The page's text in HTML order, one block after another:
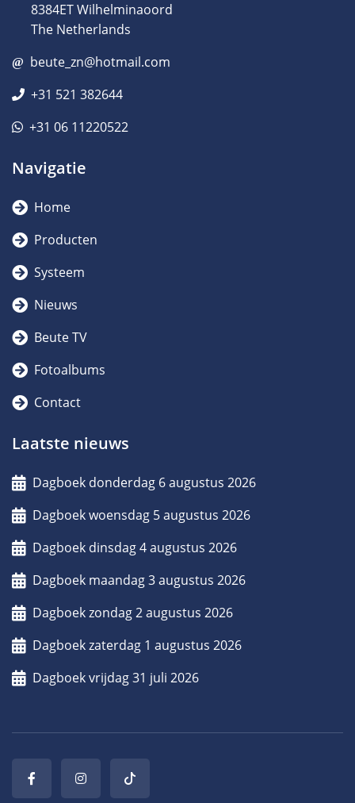
8384ET Wilhelminaoord
The Netherlands
beute_zn@hotmail.com
+31 521 382644
+31 06 11220522
Navigatie
Home
Producten
Systeem
Nieuws
Beute TV
Fotoalbums
Contact
Laatste nieuws
Dagboek donderdag 6 augustus 2026
Dagboek woensdag 5 augustus 2026
Dagboek dinsdag 4 augustus 2026
Dagboek maandag 3 augustus 2026
Dagboek zondag 2 augustus 2026
Dagboek zaterdag 1 augustus 2026
Dagboek vrijdag 31 juli 2026